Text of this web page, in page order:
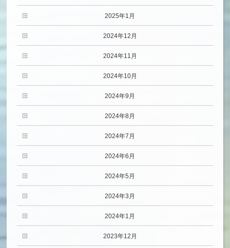
2025年1月
2024年12月
2024年11月
2024年10月
2024年9月
2024年8月
2024年7月
2024年6月
2024年5月
2024年3月
2024年1月
2023年12月